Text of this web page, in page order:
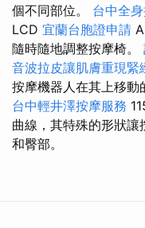
個不同部位。 台中全
LCD 宜蘭台胞證申請
隨時隨地調整按摩椅。
音波拉皮讓肌膚重現緊
按摩機器人在其上移動
台中輕井澤按摩服務
曲線，其特殊的形狀
和臀部。